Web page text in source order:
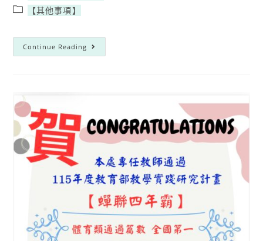
【其他事項】
Continue Reading